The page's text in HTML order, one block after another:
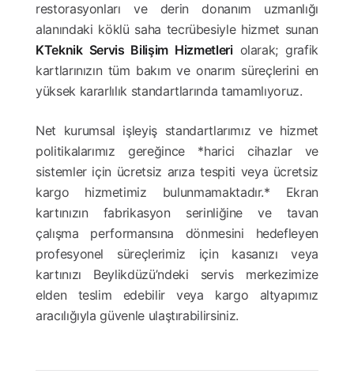
restorasyonları ve derin donanım uzmanlığı
alanındaki köklü saha tecrübesiyle hizmet sunan
KTeknik Servis Bilişim Hizmetleriolarak; grafik
kartlarınızın tüm bakım ve onarım süreçlerini en
yüksek kararlılık standartlarında tamamlıyoruz.
Net kurumsal işleyiş standartlarımız ve hizmet
politikalarımız gereğince *harici cihazlar ve
sistemler için ücretsiz arıza tespiti veya ücretsiz
kargo hizmetimiz bulunmamaktadır.* Ekran
kartınızın fabrikasyon serinliğine ve tavan
çalışma performansına dönmesini hedefleyen
profesyonel süreçlerimiz için kasanızı veya
kartınızı Beylikdüzü’ndeki servis merkezimize
elden teslim edebilir veya kargo altyapımız
aracılığıyla güvenle ulaştırabilirsiniz.